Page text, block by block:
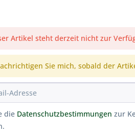
Artikel steht derzeit nicht zur
Sie mich, sobald der
die Datenschutzbestimmungen zur